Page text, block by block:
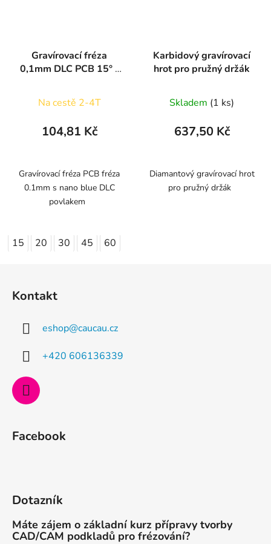
Gravírovací fréza
0,1mm DLC PCB 15° -
Na cestě 2-4T
104,81 Kč
Gravírovací fréza PCB fréza
0.1mm s nano blue DLC
povlakem
15 20 30 45 60
Karbidový gravírovací
hrot pro pružný držák
Skladem (1 ks)
637,50 Kč
Diamantový gravírovací hrot
pro pružný držák
Kontakt
eshop@caucau.cz
+420 606136339
Facebook
Dotazník
Máte zájem o základní kurz přípravy tvorby
CAD/CAM podkladů pro frézování?